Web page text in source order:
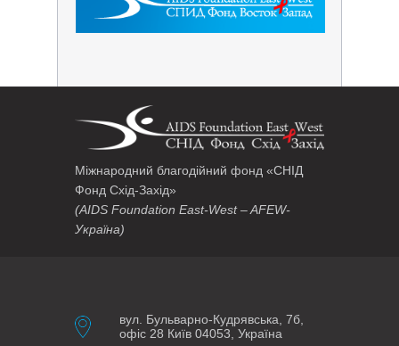
Міжнародний благодійний фонд «СНІД
Фонд Схід-Захід»
(AIDS Foundation East-West – AFEW-
Україна)
вул. Бульварно-Кудрявська, 7б,
офіс 28 Київ 04053, Україна